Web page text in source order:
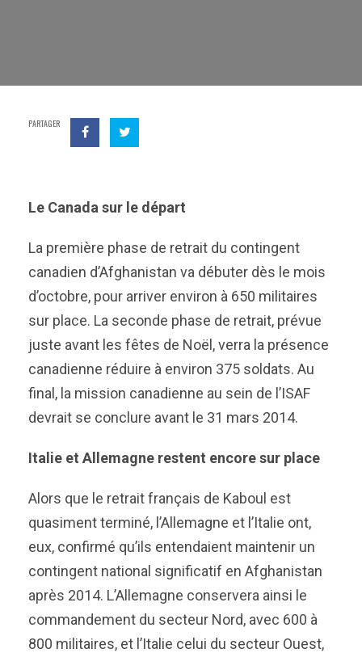
PARTAGER
Le Canada sur le départ
La première phase de retrait du contingent
canadien d’Afghanistan va débuter dès le mois
d’octobre, pour arriver environ à 650 militaires
sur place. La seconde phase de retrait, prévue
juste avant les fêtes de Noël, verra la présence
canadienne réduire à environ 375 soldats. Au
final, la mission canadienne au sein de l’ISAF
devrait se conclure avant le 31 mars 2014.
Italie et Allemagne restent encore sur place
Alors que le retrait français de Kaboul est
quasiment terminé, l’Allemagne et l’Italie ont,
eux, confirmé qu’ils entendaient maintenir un
contingent national significatif en Afghanistan
après 2014. L’Allemagne conservera ainsi le
commandement du secteur Nord, avec 600 à
800 militaires, et l’Italie celui du secteur Ouest,